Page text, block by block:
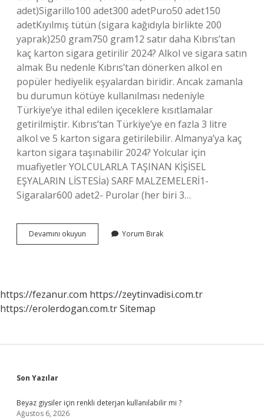
adet)Sigarillo100 adet300 adetPuro50 adet150
adetKıyılmış tütün (sigara kağıdıyla birlikte 200
yaprak)250 gram750 gram12 satır daha Kıbrıs’tan
kaç karton sigara getirilir 2024? Alkol ve sigara satın
almak Bu nedenle Kıbrıs’tan dönerken alkol en
popüler hediyelik eşyalardan biridir. Ancak zamanla
bu durumun kötüye kullanılması nedeniyle
Türkiye’ye ithal edilen içeceklere kısıtlamalar
getirilmiştir. Kıbrıs’tan Türkiye’ye en fazla 3 litre
alkol ve 5 karton sigara getirilebilir. Almanya’ya kaç
karton sigara taşınabilir 2024? Yolcular için
muafiyetler YOLCULARLA TAŞINAN KİŞİSEL
EŞYALARIN LİSTESİa) SARF MALZEMELERİ1-
Sigaralar600 adet2- Purolar (her biri 3…
Devamını okuyun
Karton
Yorum Bırak
https://fezanur.com https://zeytinvadisi.com.tr
https://erolerdogan.com.trSitemap
Sidebar
Son Yazılar
Beyaz giysiler için renkli deterjan kullanılabilir mi ?
Ağustos 6, 2026